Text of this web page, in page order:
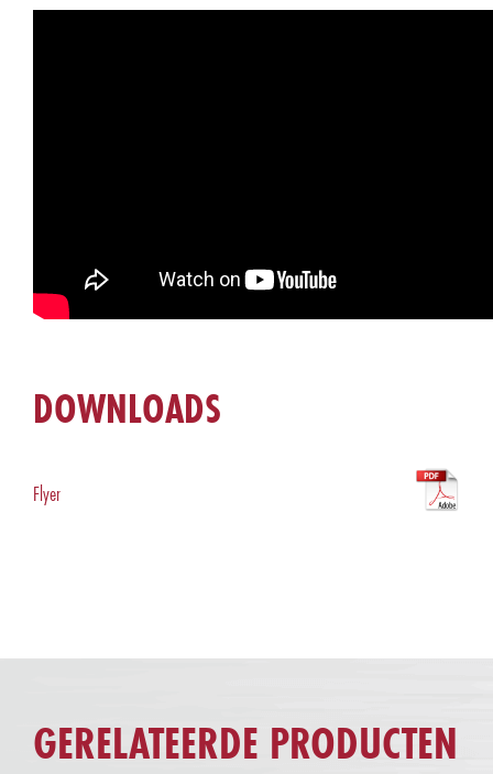
DOWNLOADS
Flyer
GERELATEERDE PRODUCTEN